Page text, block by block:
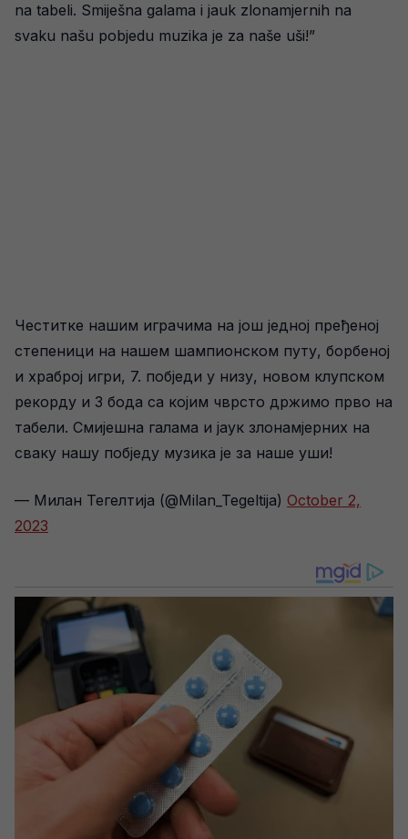
na tabeli. Smiješna galama i jauk zlonamjernih na
svaku našu pobjedu muzika je za naše uši!”
Честитке нашим играчима на још једној пређеној
степеници на нашем шампионском путу, борбеној
и храброј игри, 7. побједи у низу, новом клупском
рекорду и 3 бода са којим чврсто држимо прво на
табели. Смијешна галама и јаук злонамјерних на
сваку нашу побједу музика је за наше уши!
— Милан Тегелтија (@Milan_Tegeltija) October 2,
2023